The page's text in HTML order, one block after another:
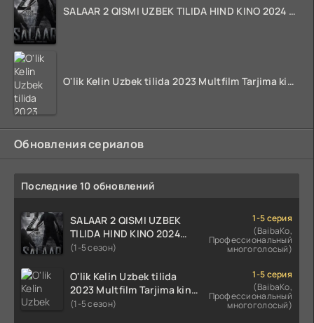
SALAAR 2 QISMI UZBEK TILIDA HIND KINO 2024 TARJIMA 720p HD Skachat
O'lik Kelin Uzbek tilida 2023 Multfilm Tarjima kino skachat
Обновления сериалов
Последние 10 обновлений
SALAAR 2 QISMI UZBEK
TILIDA HIND KINO 2024
TARJIMA 720p HD Skachat
(1-5 сезон)
1-5 серия
(BaibaKo,
Профессиональный
многоголосый)
O'lik Kelin Uzbek tilida
2023 Multfilm Tarjima kino
skachat
(1-5 сезон)
1-5 серия
(BaibaKo,
Профессиональный
многоголосый)